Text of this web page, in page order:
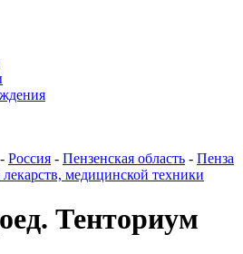
- Россия - Пензенская область - Пенза
медицинской техники
Тенториум